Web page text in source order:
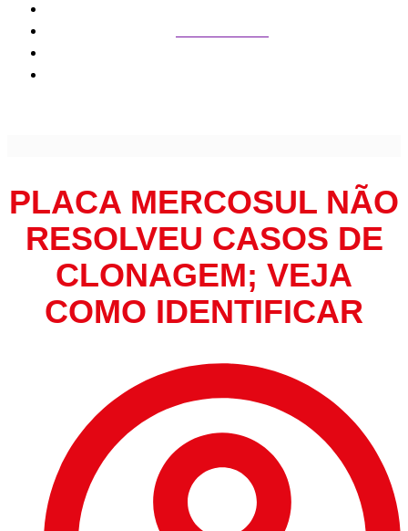
PLACA MERCOSUL NÃO
RESOLVEU CASOS DE
CLONAGEM; VEJA
COMO IDENTIFICAR